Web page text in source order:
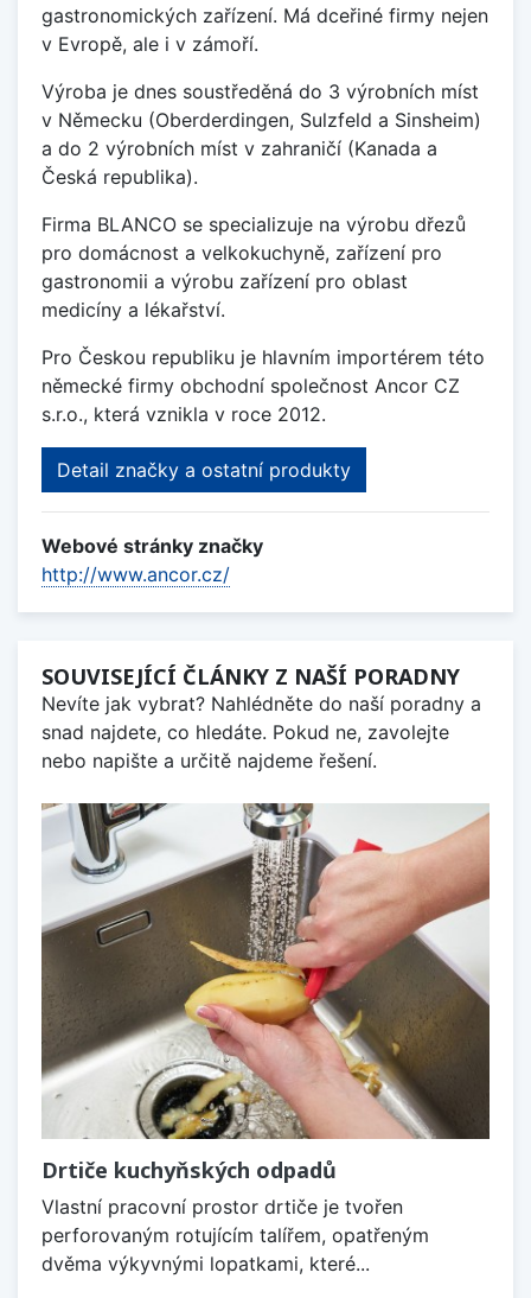
gastronomických zařízení. Má dceřiné firmy nejen
v Evropě, ale i v zámoří.
Výroba je dnes soustředěná do 3 výrobních míst
v Německu (Oberderdingen, Sulzfeld a Sinsheim)
a do 2 výrobních míst v zahraničí (Kanada a
Česká republika).
Firma BLANCO se specializuje na výrobu dřezů
pro domácnost a velkokuchyně, zařízení pro
gastronomii a výrobu zařízení pro oblast
medicíny a lékařství.
Pro Českou republiku je hlavním importérem této
německé firmy obchodní společnost Ancor CZ
s.r.o., která vznikla v roce 2012.
Detail značky a ostatní produkty
Webové stránky značky
http://www.ancor.cz/
SOUVISEJÍCÍ ČLÁNKY Z NAŠÍ PORADNY
Nevíte jak vybrat? Nahlédněte do naší poradny a
snad najdete, co hledáte. Pokud ne, zavolejte
nebo napište a určitě najdeme řešení.
Drtiče kuchyňských odpadů
Vlastní pracovní prostor drtiče je tvořen
perforovaným rotujícím talířem, opatřeným
dvěma výkyvnými lopatkami, které...